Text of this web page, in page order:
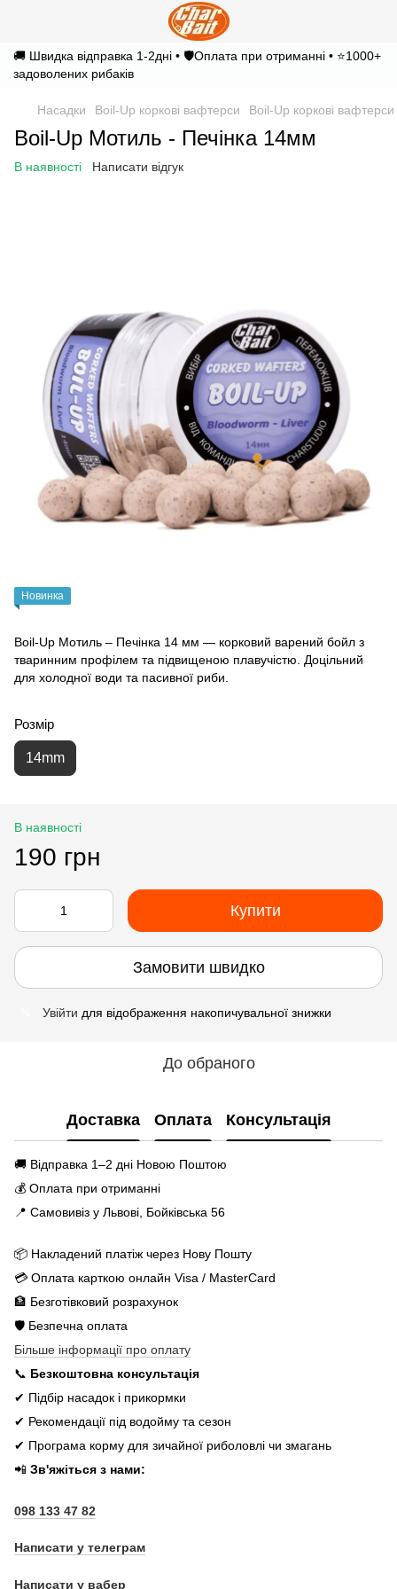
🚚 Швидка відправка 1-2дні • 🛡️Оплата при отриманні • ⭐1000+
задоволених рибаків
Насадки Boil-Up коркові вафтерси Boil-Up коркові
Boil-Up Мотиль - Печінка 14мм
В наявності Написати відгук
Новинка
Boil-Up Мотиль – Печінка 14 мм — корковий варений бойл з
тваринним профілем та підвищеною плавучістю. Доцільний
для холодної води та пасивної риби.
Розмір
14mm
В наявності
190 грн
Купити
Замовити швидко
Увійти для відображення накопичувальної знижки
До обраного
Доставка Оплата Консультація
🚚 Відправка 1–2 дні Новою Поштою
💰 Оплата при отриманні
📍 Самовивіз у Львові, Бойківська 56
📦 Накладений платіж через Нову Пошту
💳 Оплата карткою онлайн Visa / MasterCard
🏦 Безготівковий розрахунок
🛡️ Безпечна оплата
Більше інформації про оплату
📞 Безкоштовна консультація
✔ Підбір насадок і прикормки
✔ Рекомендації під водойму та сезон
✔ Програма корму для зичайної риболовлі чи змагань
📲 Зв'яжіться з нами:
098 133 47 82
Написати у телеграм
Написати у вабер